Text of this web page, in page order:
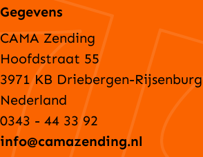
Gegevens
CAMA Zending
Hoofdstraat 55
3971 KB Driebergen-Rijsenburg
Nederland
0343 - 44 33 92
info@camazending.nl